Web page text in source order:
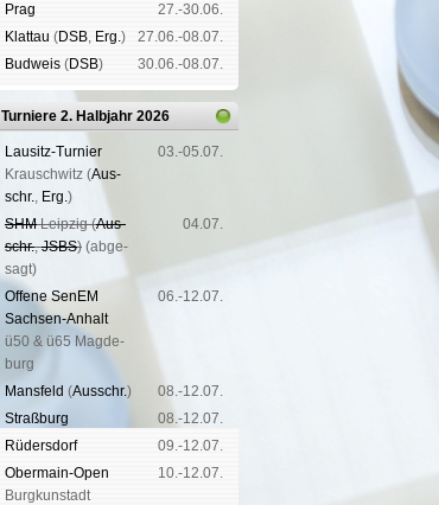
Prag
27.-30.06.
Klat­tau (DSB, Erg.)
27.06.-08.07.
Bud­weis (DSB) 30.06.-08.07.
Turniere 2. Halbjahr 2026
Lau­sitz-Tur­nier
Krausch­witz (Aus­
schr., Erg.)
03.-05.07.
SHMLeip­zig (Aus­
schr.,JSBS) (ab­ge­
sagt)
04.07.
Offene SenEM
Sach­sen-An­halt
ü50 & ü65 Mag­de­
burg
06.-12.07.
Mans­feld (Aus­schr.)
08.-12.07.
Straß­burg
08.-12.07.
Rüders­dorf
09.-12.07.
Ober­main-Open
Burg­kun­stadt
10.-12.07.